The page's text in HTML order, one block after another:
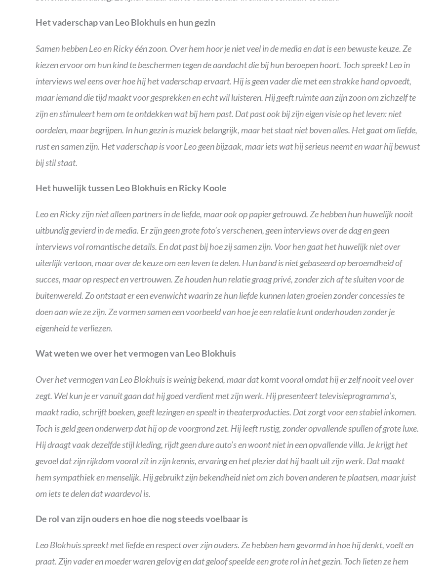
Het vaderschap van Leo Blokhuis en hun gezin
Samen hebben Leo en Ricky één zoon. Over hem hoor je niet veel in de media en dat is een bewuste keuze. Ze
kiezen ervoor om hun kind te beschermen tegen de aandacht die bij hun beroepen hoort. Toch spreekt Leo in
interviews wel eens over hoe hij het vaderschap ervaart. Hij is geen vader die met een strakke hand opvoedt,
maar iemand die tijd maakt voor gesprekken en echt wil luisteren. Hij geeft ruimte aan zijn zoon om zichzelf te
zijn en stimuleert hem om te ontdekken wat bij hem past. Dat past ook bij zijn eigen visie op het leven: niet
oordelen, maar begrijpen. In hun gezin is muziek belangrijk, maar het staat niet boven alles. Het gaat om liefde,
rust en samen zijn. Het vaderschap is voor Leo geen bijzaak, maar iets wat hij serieus neemt en waar hij bewust
bij stil staat.
Het huwelijk tussen Leo Blokhuis en Ricky Koole
Leo en Ricky zijn niet alleen partners in de liefde, maar ook op papier getrouwd. Ze hebben hun huwelijk nooit
uitbundig gevierd in de media. Er zijn geen grote foto’s verschenen, geen interviews over de dag en geen
interviews vol romantische details. En dat past bij hoe zij samen zijn. Voor hen gaat het huwelijk niet over
uiterlijk vertoon, maar over de keuze om een leven te delen. Hun band is niet gebaseerd op beroemdheid of
succes, maar op respect en vertrouwen. Ze houden hun relatie graag privé, zonder zich af te sluiten voor de
buitenwereld. Zo ontstaat er een evenwicht waarin ze hun liefde kunnen laten groeien zonder concessies te
doen aan wie ze zijn. Ze vormen samen een voorbeeld van hoe je een relatie kunt onderhouden zonder je
eigenheid te verliezen.
Wat weten we over het vermogen van Leo Blokhuis
Over het vermogen van Leo Blokhuis is weinig bekend, maar dat komt vooral omdat hij er zelf nooit veel over
zegt. Wel kun je er vanuit gaan dat hij goed verdient met zijn werk. Hij presenteert televisieprogramma’s,
maakt radio, schrijft boeken, geeft lezingen en speelt in theaterproducties. Dat zorgt voor een stabiel inkomen.
Toch is geld geen onderwerp dat hij op de voorgrond zet. Hij leeft rustig, zonder opvallende spullen of grote luxe.
Hij draagt vaak dezelfde stijl kleding, rijdt geen dure auto’s en woont niet in een opvallende villa. Je krijgt het
gevoel dat zijn rijkdom vooral zit in zijn kennis, ervaring en het plezier dat hij haalt uit zijn werk. Dat maakt
hem sympathiek en menselijk. Hij gebruikt zijn bekendheid niet om zich boven anderen te plaatsen, maar juist
om iets te delen dat waardevol is.
De rol van zijn ouders en hoe die nog steeds voelbaar is
Leo Blokhuis spreekt met liefde en respect over zijn ouders. Ze hebben hem gevormd in hoe hij denkt, voelt en
praat. Zijn vader en moeder waren gelovig en dat geloof speelde een grote rol in het gezin. Toch lieten ze hem